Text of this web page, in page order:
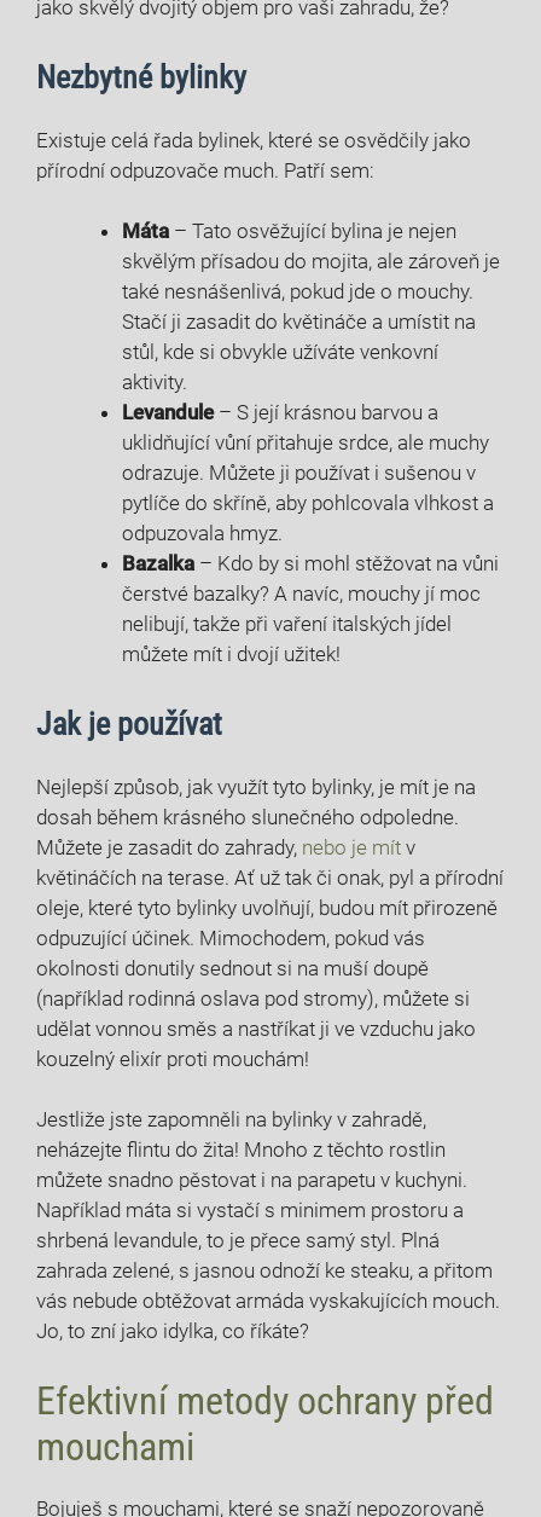
jako skvělý dvojitý objem pro vaši zahradu, že?
Nezbytné bylinky
Existuje celá řada bylinek, které se osvědčily jako
přírodní odpuzovače much. Patří sem:
Máta – Tato osvěžující bylina je nejen
skvělým přísadou do mojita, ale zároveň je
také nesnášenlivá, pokud jde o mouchy.
Stačí ji zasadit do květináče a umístit na
stůl, kde si obvykle užíváte venkovní
aktivity.
Levandule– S její krásnou barvou a
uklidňující vůní přitahuje srdce, ale muchy
odrazuje. Můžete ji používat i sušenou v
pytlíče do skříně, aby pohlcovala vlhkost a
odpuzovala hmyz.
Bazalka – Kdo by si mohl stěžovat na vůni
čerstvé bazalky? A navíc, mouchy jí moc
nelibují, takže při vaření italských jídel
můžete mít i dvojí užitek!
Jak je používat
Nejlepší způsob, jak využít tyto bylinky, je mít je na
dosah během krásného slunečného odpoledne.
Můžete je zasadit do zahrady, nebo je mít v
květináčích na terase. Ať už tak či onak, pyl a přírodní
oleje, které tyto bylinky uvolňují, budou mít přirozeně
odpuzující účinek. Mimochodem, pokud vás
okolnosti donutily sednout si na muší doupě
(například rodinná oslava pod stromy), můžete si
udělat vonnou směs a nastříkat ji ve vzduchu jako
kouzelný elixír proti mouchám!
Jestliže jste zapomněli na bylinky v zahradě,
neházejte flintu do žita! Mnoho z těchto rostlin
můžete snadno pěstovat i na parapetu v kuchyni.
Například máta si vystačí s minimem prostoru a
shrbená levandule, to je přece samý styl. Plná
zahrada zelené, s jasnou odnoží ke steaku, a přitom
vás nebude obtěžovat armáda vyskakujících mouch.
Jo, to zní jako idylka, co říkáte?
Efektivní metody ochrany před
mouchami
Bojuješ s mouchami, které se snaží nepozorovaně